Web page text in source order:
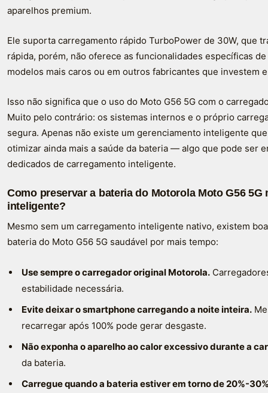
aparelhos premium.
Ele suporta carregamento rápido TurboPower de 30W, que
rápida, porém, não oferece as funcionalidades específicas
modelos mais caros ou em outros fabricantes que investem
Isso não significa que o uso do Moto G56 5G com o
Muito pelo contrário: os sistemas internos e o próprio
segura. Apenas não existe um gerenciamento inteligente
otimizar ainda mais a saúde da bateria — algo que pode ser
dedicados de carregamento inteligente.
Como preservar a bateria do Motorola Moto G56
inteligente?
Mesmo sem um carregamento inteligente nativo, existem
bateria do Moto G56 5G saudável por mais tempo:
Use sempre o carregador original Motorola.
estabilidade necessária.
Evite deixar o smartphone carregando a noite inteira.
recarregar após 100% pode gerar desgaste.
Não exponha o aparelho ao calor excessivo durante a
da bateria.
Carregue quando a bateria estiver em torno de 20%-